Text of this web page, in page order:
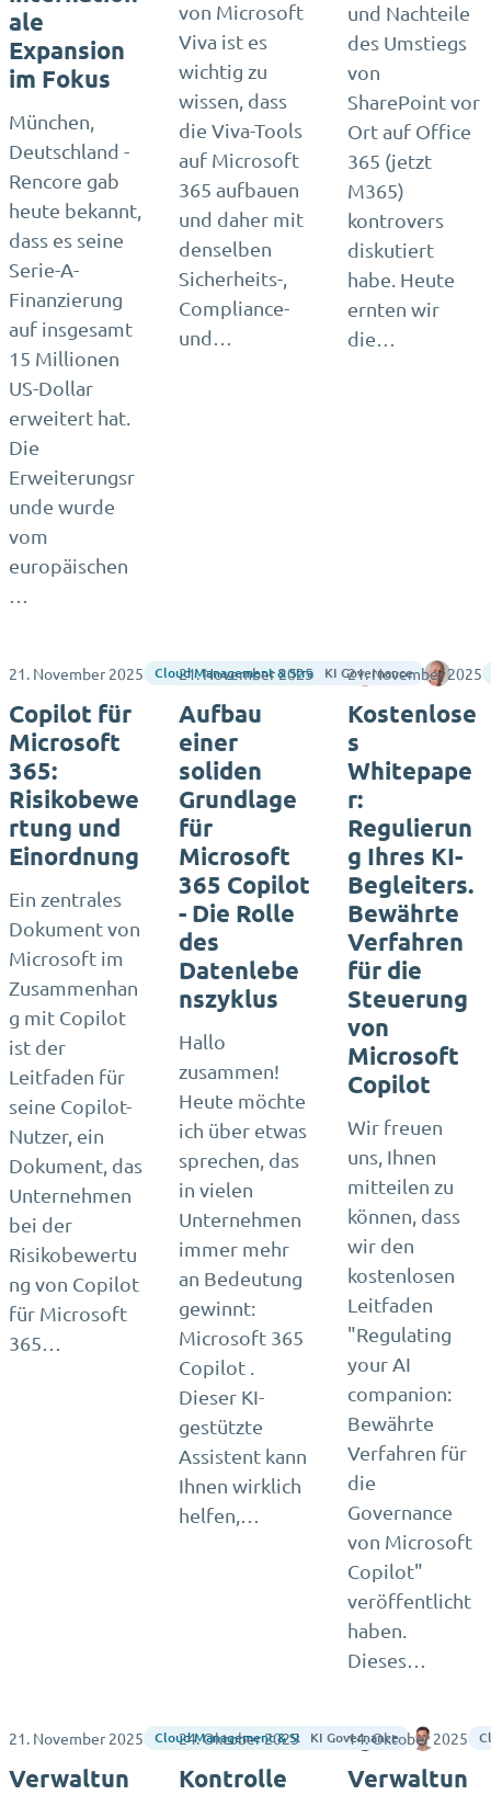
ale
Expansion
im Fokus
München,
Deutschland -
Rencore gab
heute bekannt,
dass es seine
Serie-A-
Finanzierung
auf insgesamt
15 Millionen
US-Dollar
erweitert hat.
Die
Erweiterungsr
unde wurde
vom
europäischen
von Microsoft
Viva ist es
wichtig zu
wissen, dass
die Viva-Tools
auf Microsoft
365 aufbauen
und daher mit
denselben
Sicherheits-,
Compliance-
und…
und Nachteile
des Umstiegs
von
SharePoint vor
Ort auf Office
365 (jetzt
M365)
kontrovers
diskutiert
habe. Heute
ernten wir
die…
21. November 2025 Cloud Management & Strategy Matthias Seidel
Copilot für
Microsoft
365:
Risikobewe
rtung und
Einordnung
Ein zentrales
Dokument von
Microsoft im
Zusammenhan
g mit Copilot
ist der
Leitfaden für
seine Copilot-
Nutzer, ein
Dokument, das
Unternehmen
bei der
Risikobewertu
ng von Copilot
für Microsoft
365…
21. November 2025 KI Governance
Aufbau
einer
soliden
Grundlage
für
Microsoft
365 Copilot
- Die Rolle
des
Datenlebe
nszyklus
Hallo
zusammen!
Heute möchte
ich über etwas
sprechen, das
in vielen
Unternehmen
immer mehr
an Bedeutung
gewinnt:
Microsoft 365
Copilot .
Dieser KI-
gestützte
Assistent kann
Ihnen wirklich
helfen,…
21. November 2025
Kostenlose
s
Whitepape
r:
Regulierun
g Ihres KI-
Begleiters.
Bewährte
Verfahren
für die
Steuerung
von
Microsoft
Copilot
Wir freuen
uns, Ihnen
mitteilen zu
können, dass
wir den
kostenlosen
Leitfaden
"Regulating
your AI
companion:
Bewährte
Verfahren für
die
Governance
von Microsoft
Copilot"
veröffentlicht
haben.
Dieses…
21. November 2025 Cloud Management & Strategy Jasper
Verwaltun
24. Oktober 2025 KI Governance Lee
Kontrolle
14. Oktober 2025
Verwaltun